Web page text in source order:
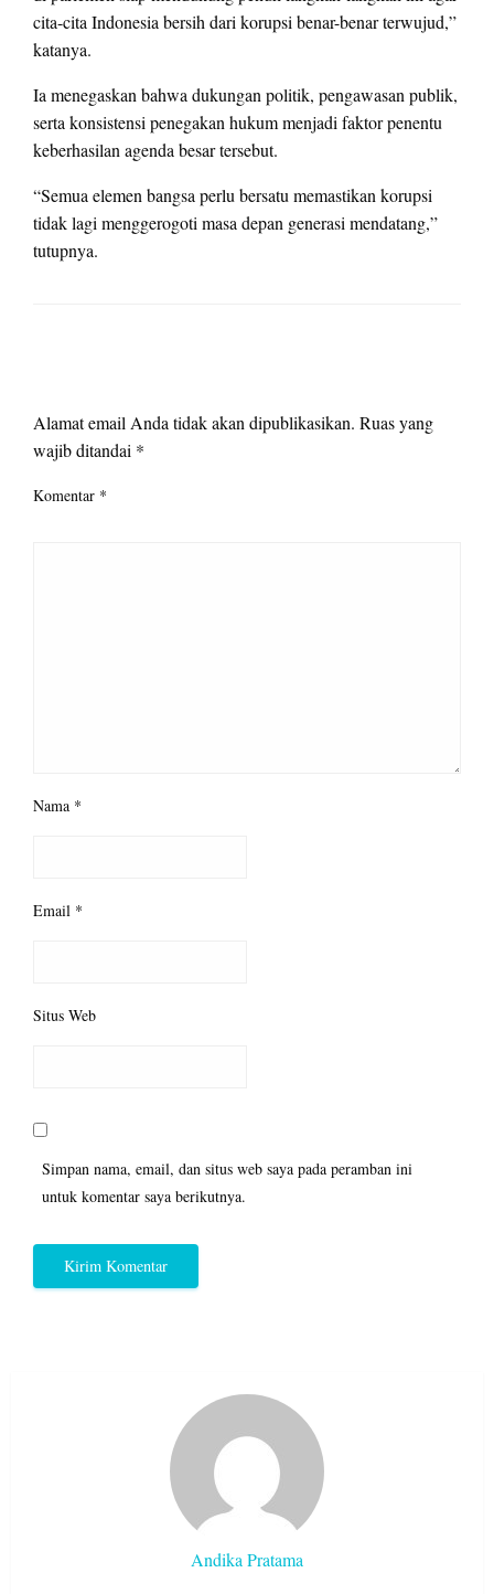
cita-cita Indonesia bersih dari korupsi benar-benar terwujud,”
katanya.
Ia menegaskan bahwa dukungan politik, pengawasan publik,
serta konsistensi penegakan hukum menjadi faktor penentu
keberhasilan agenda besar tersebut.
“Semua elemen bangsa perlu bersatu memastikan korupsi
tidak lagi menggerogoti masa depan generasi mendatang,”
tutupnya.
Alamat email Anda tidak akan dipublikasikan. Ruas yang
wajib ditandai *
Komentar *
Nama *
Email *
Situs Web
Simpan nama, email, dan situs web saya pada peramban ini
untuk komentar saya berikutnya.
Andika Pratama